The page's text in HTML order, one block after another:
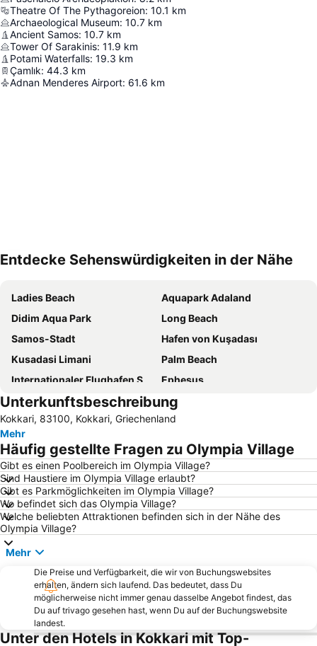
Theatre Of The Pythagoreion: 10.1 km
Archaeological Museum: 10.7 km
Ancient Samos: 10.7 km
Tower Of Sarakinis: 11.9 km
Potami Waterfalls: 19.3 km
Çamlık: 44.3 km
Adnan Menderes Airport: 61.6 km
Entdecke Sehenswürdigkeiten in der Nähe
Ladies Beach
Aquapark Adaland
Didim Aqua Park
Long Beach
Samos-Stadt
Hafen von Kuşadası
Kusadasi Limani
Palm Beach
Internationaler Flughafen Samos
Ephesus
Altstadt von Kuşadası
Pythagorio
Tsamadou
Gumuldur Public Beach
Akarca Beach
Limnionas
Kustur Beach
Teos marina
Pefkos
Votsalakia
Buyuk Akkum Beach
Lemonakia
Balos
Green Beach
Psili Ammos
Efes Müzesi
Long Beach Aqualand
Glicorisa
Doganbey Omur Beldesi Beach
Soke Harikalar Diyari
Unterkunftsbeschreibung
Kokkari, 83100, Kokkari, Griechenland
Mehr
Häufig gestellte Fragen zu Olympia Village
Gibt es einen Poolbereich im Olympia Village?
Sind Haustiere im Olympia Village erlaubt?
Gibt es Parkmöglichkeiten im Olympia Village?
Wo befindet sich das Olympia Village?
Welche beliebten Attraktionen befinden sich in der Nähe des
Olympia Village?
Mehr
Die Preise und Verfügbarkeit, die wir von Buchungswebsites
erhalten, ändern sich laufend. Das bedeutet, dass Du
möglicherweise nicht immer genau dasselbe Angebot findest, das
Du auf trivago gesehen hast, wenn Du auf der Buchungswebsite
landest.
Unter den Hotels in Kokkari mit Top-